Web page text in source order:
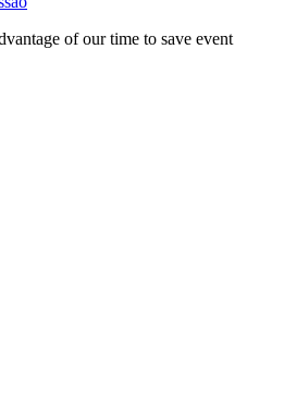
of our time to save event